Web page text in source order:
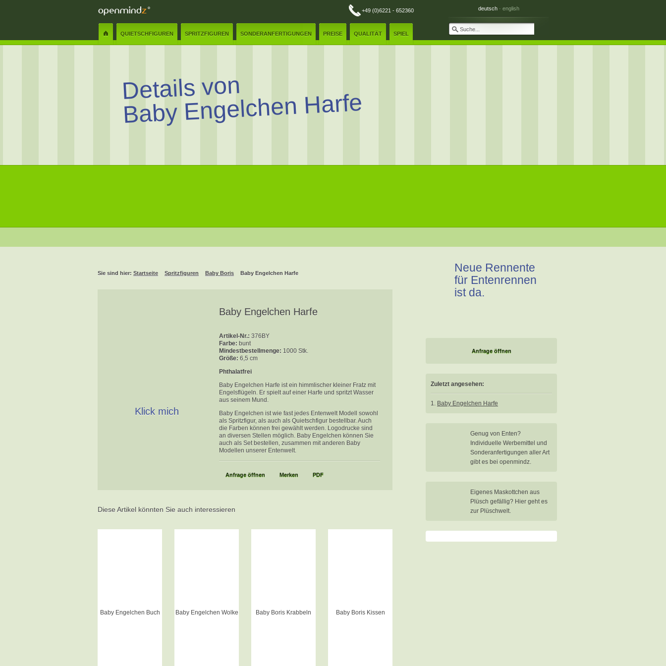
QUIETSCHFIGUREN SPRITZFIGUREN SONDERANFERTIGUNGEN PREISE QUALITÄT SPIEL
+49 (0)6221 - 652360 deutsch· english
Details von
Baby Engelchen Harfe
Nachricht:✲
Schliessen
Sie sind hier: Startseite Spritzfiguren Baby Boris Baby Engelchen Harfe
Klick mich
Baby Engelchen Harfe
Artikel-Nr.: 376BY
Farbe: bunt
Mindestbestellmenge: 1000 Stk.
Größe: 6,5 cm
Phthalatfrei
Baby Engelchen Harfe ist ein himmlischer kleiner Fratz mit
Engelsflügeln. Er spielt auf einer Harfe und spritzt Wasser
aus seinem Mund.
Baby Engelchen ist wie fast jedes Entenwelt Modell sowohl
als Spritzfigur, als auch als Quietschfigur bestellbar. Auch
die Farben können frei gewählt werden. Logodrucke sind
an diversen Stellen möglich. Baby Engelchen können Sie
auch als Set bestellen, zusammen mit anderen Baby
Modellen unserer Entenwelt.
Anfrage öffnen Merken PDF
Diese Artikel könnten Sie auch interessieren
Baby Engelchen Buch Baby Engelchen Wolke Baby Boris Krabbeln Baby Boris Kissen
Neue Rennente
für Entenrennen
ist da.
Anfrage öffnen
Zuletzt angesehen:
1. Baby Engelchen Harfe
Genug von Enten?
Individuelle Werbemittel und
Sonderanfertigungen aller Art
gibt es bei openmindz.
Eigenes Maskottchen aus
Plüsch gefällig? Hier geht es
zur Plüschwelt.